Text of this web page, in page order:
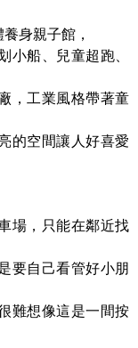
身親子館，
小船、兒童超跑、
，工業風格帶著童
的空間讓人好喜愛
場，只能在鄰近找
要自己看管好小朋
難想像這是一間按